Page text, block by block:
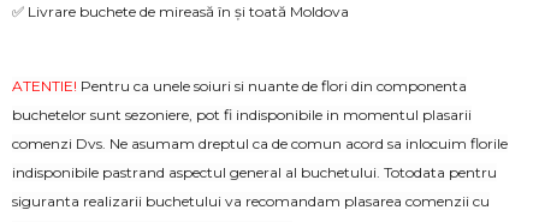
✅ Livrare buchete de mireasă în și toată Moldova
ATENTIE! Pentru ca unele soiuri si nuante de flori din componenta
buchetelor sunt sezoniere, pot fi indisponibile in momentul plasarii
comenzi Dvs. Ne asumam dreptul ca de comun acord sa inlocuim florile
indisponibile pastrand aspectul general al buchetului. Totodata pentru
siguranta realizarii buchetului va recomandam plasarea comenzii cu